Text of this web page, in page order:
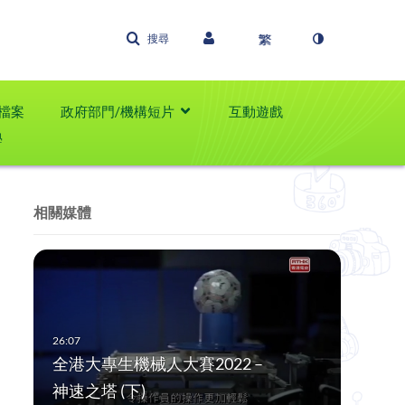
搜尋
案 政府部門/機構短片
互動遊戲
相關媒體
全港大專生機械人大賽2022 –
神速之塔 (下)